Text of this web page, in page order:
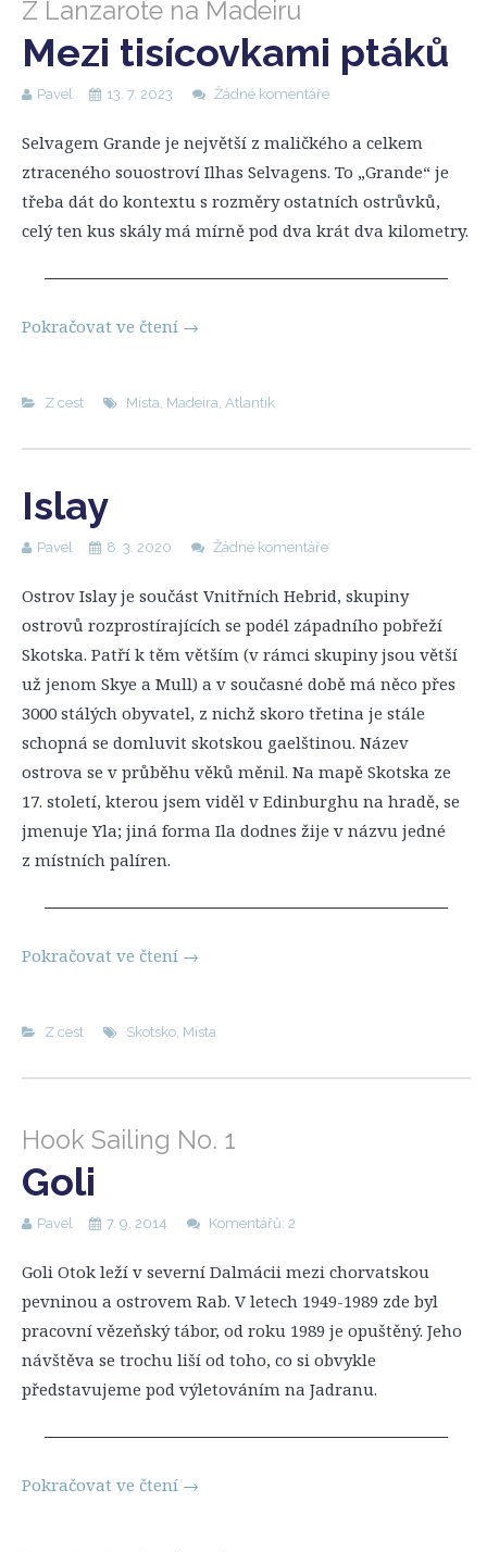
Z Lanzarote na Madeiru
Mezi tisícovkami ptáků
Pavel 13. 7. 2023 Žádné komentáře
Selvagem Grande je největší z maličkého a celkem
ztraceného souostroví Ilhas Selvagens. To „Grande“ je
třeba dát do kontextu s rozměry ostatních ostrůvků,
celý ten kus skály má mírně pod dva krát dva kilometry.
Pokračovat ve čtení →
Z cest Místa, Madeira, Atlantik
Islay
Pavel 8. 3. 2020 Žádné komentáře
Ostrov Islay je součást Vnitřních Hebrid, skupiny
ostrovů rozprostírajících se podél západního pobřeží
Skotska. Patří k těm větším (v rámci skupiny jsou větší
už jenom Skye a Mull) a v současné době má něco přes
3000 stálých obyvatel, z nichž skoro třetina je stále
schopná se domluvit skotskou gaelštinou. Název
ostrova se v průběhu věků měnil. Na mapě Skotska ze
17. století, kterou jsem viděl v Edinburghu na hradě, se
jmenuje Yla; jiná forma Ila dodnes žije v názvu jedné
z místních palíren.
Pokračovat ve čtení →
Z cest Skotsko, Místa
Hook Sailing No. 1
Goli
Pavel 7. 9. 2014 Komentářů: 2
Goli Otok leží v severní Dalmácii mezi chorvatskou
pevninou a ostrovem Rab. V letech 1949-1989 zde byl
pracovní vězeňský tábor, od roku 1989 je opuštěný. Jeho
návštěva se trochu liší od toho, co si obvykle
představujeme pod výletováním na Jadranu.
Pokračovat ve čtení →